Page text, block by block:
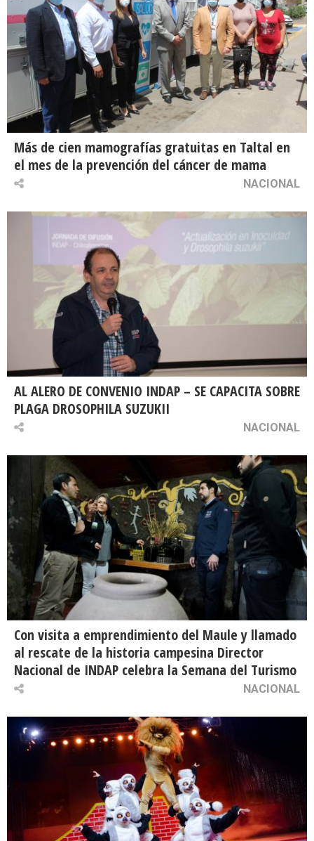
Más de cien mamografías gratuitas en Taltal en
el mes de la prevención del cáncer de mama
NACIONAL
AL ALERO DE CONVENIO INDAP – SE CAPACITA SOBRE
PLAGA DROSOPHILA SUZUKII
NACIONAL
Con visita a emprendimiento del Maule y llamado
al rescate de la historia campesina Director
Nacional de INDAP celebra la Semana del Turismo
NACIONAL